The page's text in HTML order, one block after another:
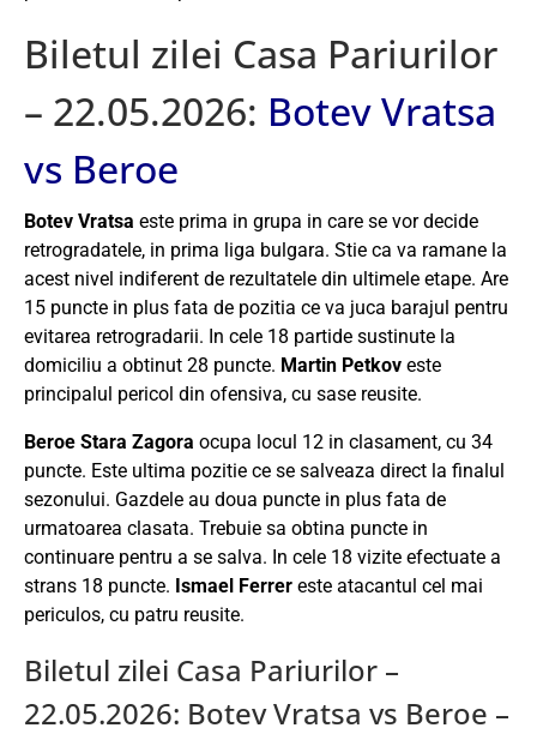
Biletul zilei Casa Pariurilor
– 22.05.2026: Botev Vratsa
vs Beroe
Botev Vratsa este prima in grupa in care se vor decide
retrogradatele, in prima liga bulgara. Stie ca va ramane la
acest nivel indiferent de rezultatele din ultimele etape. Are
15 puncte in plus fata de pozitia ce va juca barajul pentru
evitarea retrogradarii. In cele 18 partide sustinute la
domiciliu a obtinut 28 puncte. Martin Petkov este
principalul pericol din ofensiva, cu sase reusite.
Beroe Stara Zagora ocupa locul 12 in clasament, cu 34
puncte. Este ultima pozitie ce se salveaza direct la finalul
sezonului. Gazdele au doua puncte in plus fata de
urmatoarea clasata. Trebuie sa obtina puncte in
continuare pentru a se salva. In cele 18 vizite efectuate a
strans 18 puncte. Ismael Ferrer este atacantul cel mai
periculos, cu patru reusite.
Biletul zilei Casa Pariurilor –
22.05.2026: Botev Vratsa vs Beroe –